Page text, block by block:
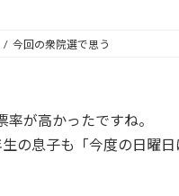
今回の衆院選で思う
が高かったですね。
の息子も「今度の日曜